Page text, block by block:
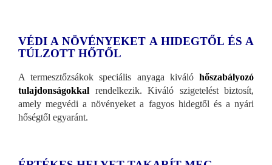
VÉDI A NÖVÉNYEKET A HIDEGTŐL ÉS A
TÚLZOTT HŐTŐL
A termesztőzsákok speciális anyaga kiváló hőszabályozó
tulajdonságokkal rendelkezik. Kiváló szigetelést biztosít,
amely megvédi a növényeket a fagyos hidegtől és a nyári
hőségtől egyaránt.